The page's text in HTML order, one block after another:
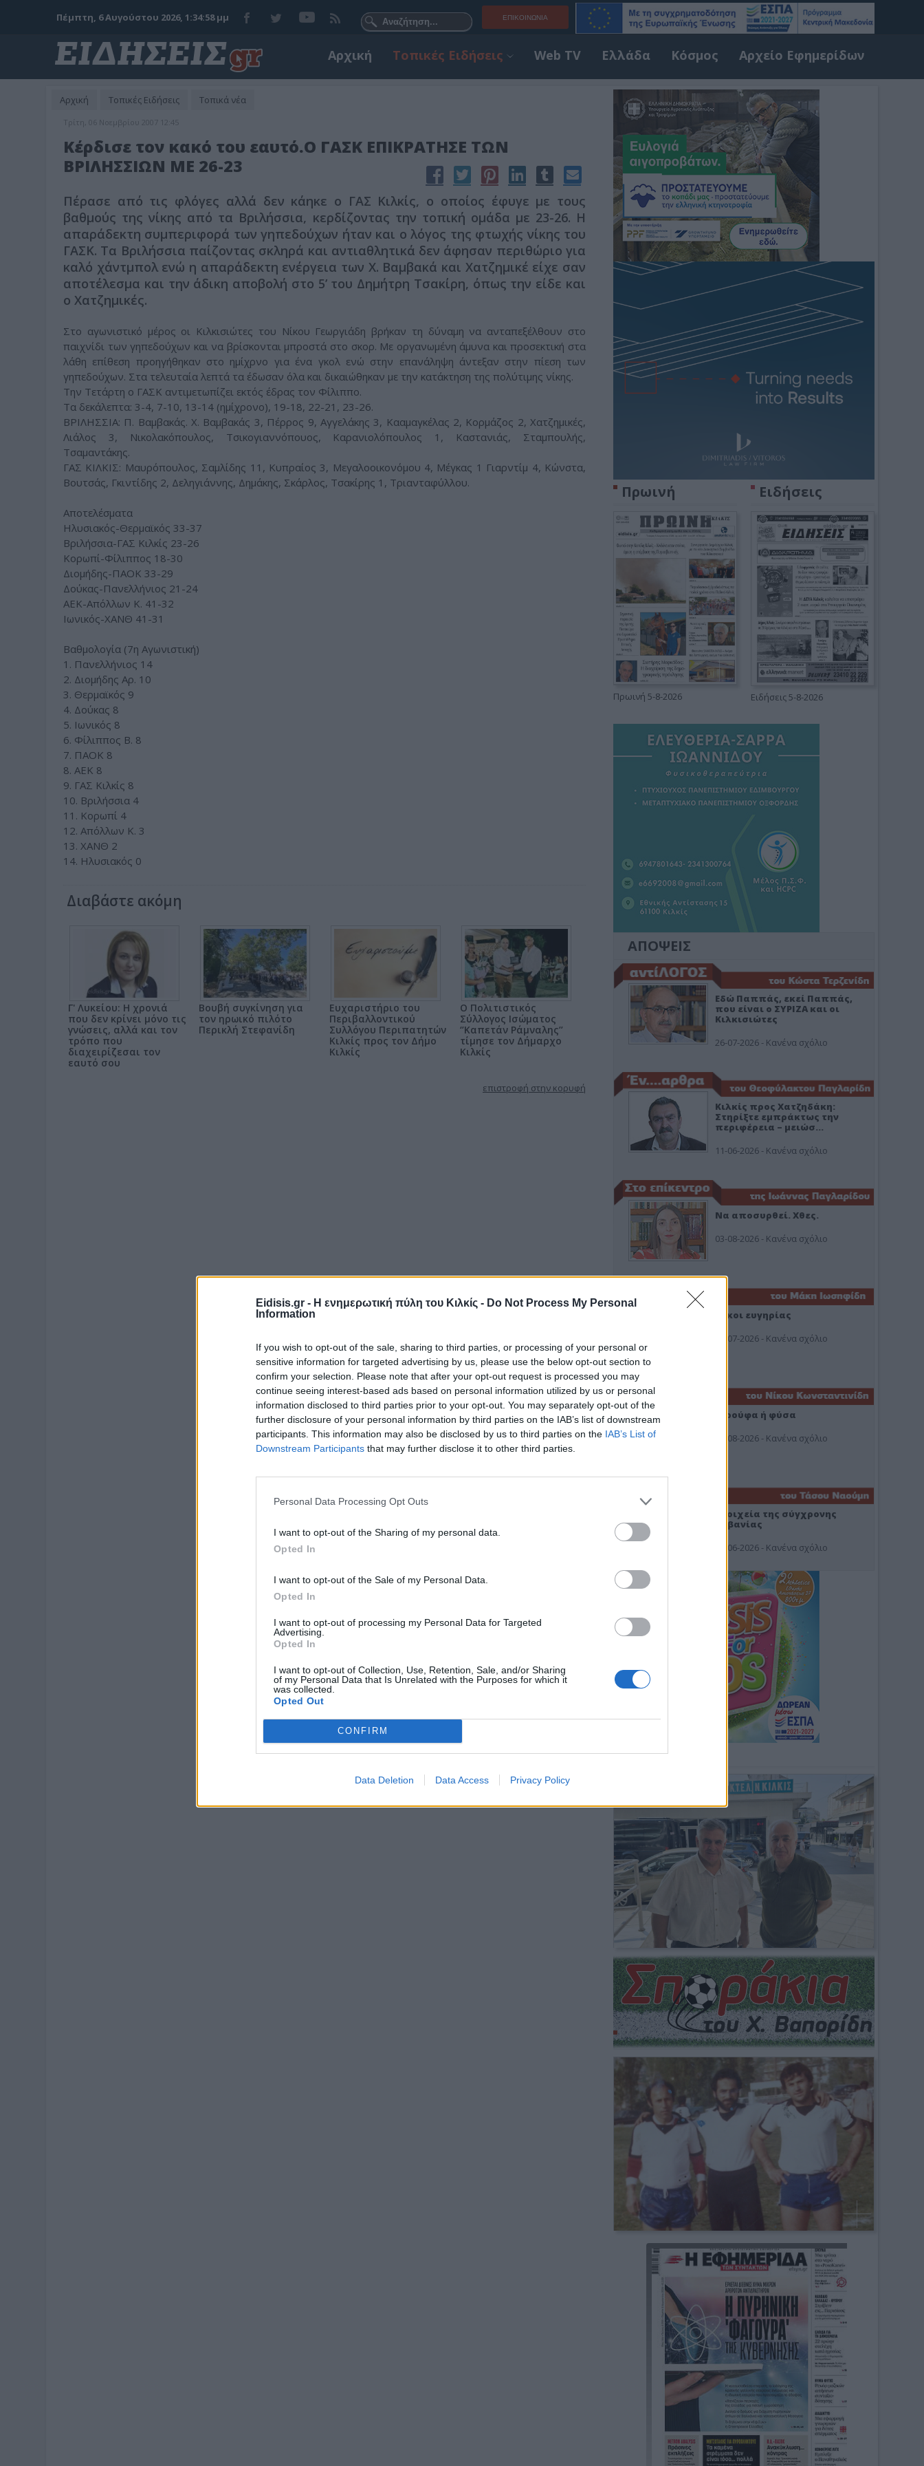
Eidisis.gr - Η ενημερωτική πύλη του Κιλκίς - Do Not Process My Personal
Information
If you wish to opt-out of the sale, sharing to third parties, or processing of your personal or
sensitive information for targeted advertising by us, please use the below opt-out section to
confirm your selection. Please note that after your opt-out request is processed you may
continue seeing interest-based ads based on personal information utilized by us or personal
information disclosed to third parties prior to your opt-out. You may separately opt-out of the
further disclosure of your personal information by third parties on the IAB’s list of downstream
participants. This information may also be disclosed by us to third parties on the IAB’s List of
Downstream Participants that may further disclose it to other third parties.
Personal Data Processing Opt Outs
I want to opt-out of the Sharing of my personal data.
Opted In
I want to opt-out of the Sale of my Personal Data.
Opted In
I want to opt-out of processing my Personal Data for Targeted
Advertising.
Opted In
I want to opt-out of Collection, Use, Retention, Sale, and/or Sharing
of my Personal Data that Is Unrelated with the Purposes for which it
was collected.
Opted Out
CONFIRM
Data Deletion Data Access Privacy Policy
ΕΠΙΚΟΙΝΩΝΊΑ
Πέμπτη, 6 Αυγούστου 2026, 1:35:00 μμ
Αρχική Τοπικές Ειδήσεις Web TV Ελλάδα Κόσμος Αρχείο Εφημερίδων
Αρχική Τοπικές Ειδήσεις Τοπικά νέα
Τρίτη, 06 Νοεμβρίου 2007 12:45
Κέρδισε τον κακό του εαυτό.Ο ΓΑΣΚ ΕΠΙΚΡΑΤΗΣΕ ΤΩΝ
ΒΡΙΛΗΣΣΙΩΝ ΜΕ 26-23
Πέρασε από τις φλόγες αλλά δεν κάηκε ο ΓΑΣ Κιλκίς, ο οποίος έφυγε με τους
βαθμούς της νίκης από τα Βριλήσσια, κερδίζοντας την τοπική ομάδα με 23-26. Η
απαράδεκτη συμπεριφορά των γηπεδούχων ήταν και ο λόγος της φτωχής νίκης του
ΓΑΣΚ. Τα Βριλήσσια παίζοντας σκληρά και αντιαθλητικά δεν άφησαν περιθώριο για
καλό χάντμπολ ενώ η απαράδεκτη ενέργεια των Χ. Βαμβακά και Χατζημικέ είχε σαν
αποτέλεσμα και την άδικη αποβολή στο 5’ του Δημήτρη Τσακίρη, όπως την είδε και
ο Χατζημικές.
Στο αγωνιστικό μέρος οι Κιλκισιώτες του Νίκου Γεωργιάδη βρήκαν τη δύναμη να ανταπεξέλθουν στο
παιχνίδι των γηπεδούχων και να βρίσκονται μπροστά στο σκορ. Με οργανωμένη άμυνα και προσεκτική στα
λάθη επίθεση προηγήθηκαν στο ημίχρνο για ένα γκολ ενώ στην επανάληψη άντεξαν στην πίεση των
γηπεδούχων. Στα τελευταία λεπτά τα έδωσαν όλα και δικαιώθηκαν με την κατάκτηση της πολύτιμης νίκης.
Την Τετάρτη ο ΓΑΣΚ αντιμετωπίζει εκτός έδρας τον Φίλιππο.
Τα δεκάλεπτα: 3-4, 7-10, 13-14 (ημίχρονο), 19-18, 22-21, 23-26.
ΒΡΙΛΗΣΣΙΑ: Π. Βαμβακάς. Χ. Βαμβακάς 3, Πέρρος 9, Αγγελάκης 3, Κααμαγκέλας 2, Κορμάζος 2, Χατζημικές,
Λιάλος 3, Νικολακόπουλος, Τσικογιαννόπουος, Καρανιολόπουλος 1, Καστανιάς, Σταμπουλής,
Τσαμαντάκης.
ΓΑΣ ΚΙΛΚΙΣ: Μαυρόπουλος, Σαμλίδης 11, Κυπραίος 3, Μεγαλοοικονόμου 4, Μέγκας 1 Γιαρντίμ 4, Κώνστα,
Βουτσάς, Γκιντίδης 2, Δεληγιάννης, Δημάκης, Σκάρλος, Τσακίρης 1, Τριανταφύλλου.
Αποτελέσματα
Ηλυσιακός-Θερμαϊκός 33-37
Βριλήσσια-ΓΑΣ Κιλκίς 23-26
Κορωπί-Φίλιππος 18-30
Διομήδης-ΠΑΟΚ 33-29
Δούκας-Πανελλήνιος 21-24
ΑΕΚ-Απόλλων Κ. 41-32
Ιωνικός-ΧΑΝΘ 41-31
Βαθμολογία (7η Αγωνιστική)
1. Πανελλήνιος 14
2. Διομήδης Αρ. 10
3. Θερμαϊκός 9
4. Δούκας 8
5. Ιωνικός 8
6. Φίλιππος Β. 8
7. ΠΑΟΚ 8
8. ΑΕΚ 8
9. ΓΑΣ Κιλκίς 8
10. Βριλήσσια 4
11. Κορωπί 4
12. Απόλλων Κ. 3
13. ΧΑΝΘ 2
14. Ηλυσιακός 0
Διαβάστε ακόμη
Γ' Λυκείου: Η χρονιά
που δεν κρίνει μόνο τις
γνώσεις, αλλά και τον
τρόπο που
διαχειρίζεσαι τον
εαυτό σου
Βουβή συγκίνηση για
τον ηρωικό πιλότο
Περικλή Στεφανίδη
Ευχαριστήριο του
Περιβαλλοντικού
Συλλόγου Περιπατητών
Κιλκίς προς τον Δήμο
Κιλκίς
Ο Πολιτιστικός
Σύλλογος Ισώματος
‘’Καπετάν Ράμναλης’’
τίμησε τον Δήμαρχο
Κιλκίς
επιστροφή στην κορυφή
Πρωινή
Πρωινή 5-8-2026
Ειδήσεις
Ειδήσεις 5-8-2026
ΑΠΟΨΕΙΣ
Εδώ Παππάς, εκεί Παππάς,
που είναι ο ΣΥΡΙΖΑ και οι
Κιλκισιώτες
26-07-2026 - Κανένα σχόλιο
Κιλκίς προς Χατζηδάκη:
Στηρίξτε εμπράκτως την
περιφέρεια – μειώσ…
11-06-2026 - Κανένα σχόλιο
Να αποσυρθεί. Χθες.
03-08-2026 - Κανένα σχόλιο
Οίκοι ευγηρίας
24-07-2026 - Κανένα σχόλιο
Ή ρούφα ή φύσα
03-08-2026 - Κανένα σχόλιο
Στοιχεία της σύγχρονης
Αλβανίας
19-06-2026 - Κανένα σχόλιο
Φωτοσχόλιο